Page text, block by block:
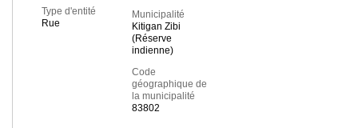
Type d'entité
Rue
Municipalité
Kitigan Zibi
(Réserve
indienne)
Code
géographique de
la municipalité
83802